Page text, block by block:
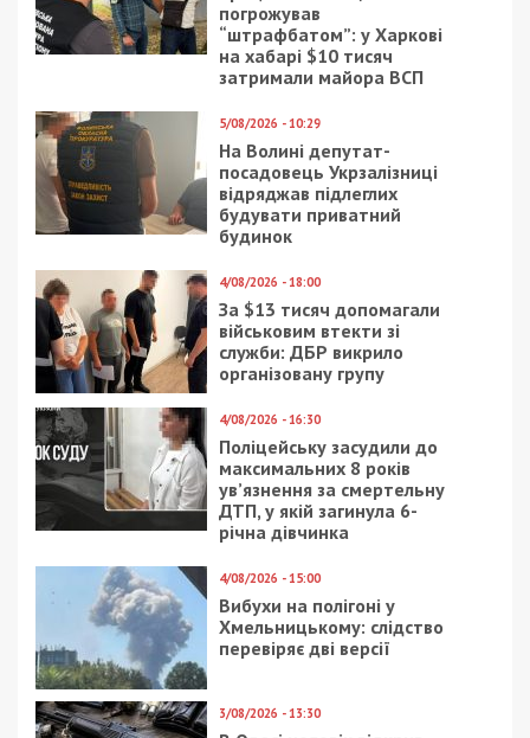
Facebook
Telegram
Twitter
WhatsApp
ViberEmail
Категории:Суспільство| Метки:
відпочинок,подорожі
Рекламні блоки дають нам змогу
залишатися незалежними ЗМІ, а вам -
отримувати найсвіжіші новини під ними.
Приєднуйтесь також до 49000 в Google News. Слідкуйте
за останніми новинами!
Приєднатися